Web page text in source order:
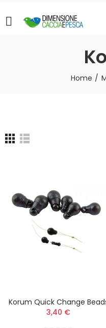
Home
Korum Quick Change
3,40 €